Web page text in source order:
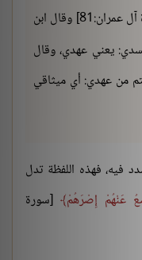
[سورة آل عمران:81] وقال ابن
يعني عهدي، وقال
من عهدي: أي ميثاقي
فيه، فهذه اللفظة تدل
عَنْهُمْ إِصْرَهُمْ
[سورة